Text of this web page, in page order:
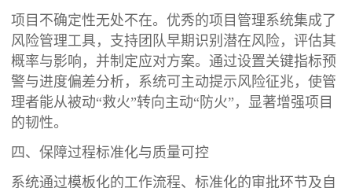
项目不确定性无处不在。优秀的项目管理系统集成了
风险管理工具，支持团队早期识别潜在风险，评估其
概率与影响，并制定应对方案。通过设置关键指标预
警与进度偏差分析，系统可主动提示风险征兆，使管
理者能从被动“救火”转向主动“防火”，显著增强项目
的韧性。
四、保障过程标准化与质量可控
系统通过模板化的工作流程、标准化的审批环节及自